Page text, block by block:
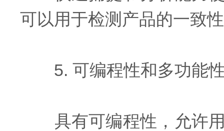
可以用于检测产品的一致
5. 可编程性和多功能
具有可编程性，允许用